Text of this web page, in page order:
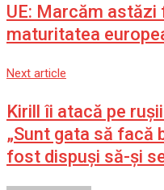
UE: Marcăm
maturitatea
Next article
Kirill îi atacă pe
„Sunt gata să facă
fost dispuşi să-şi